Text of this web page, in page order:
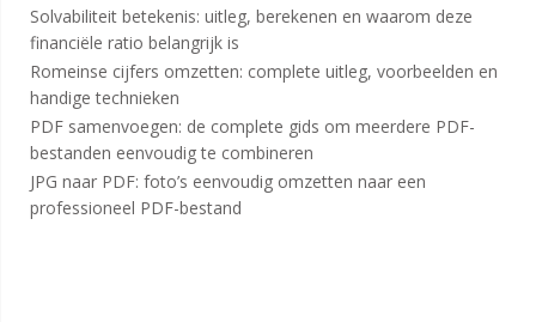
Solvabiliteit betekenis: uitleg, berekenen en waarom deze
financiële ratio belangrijk is
Romeinse cijfers omzetten: complete uitleg, voorbeelden en
handige technieken
PDF samenvoegen: de complete gids om meerdere PDF-
bestanden eenvoudig te combineren
JPG naar PDF: foto’s eenvoudig omzetten naar een
professioneel PDF-bestand